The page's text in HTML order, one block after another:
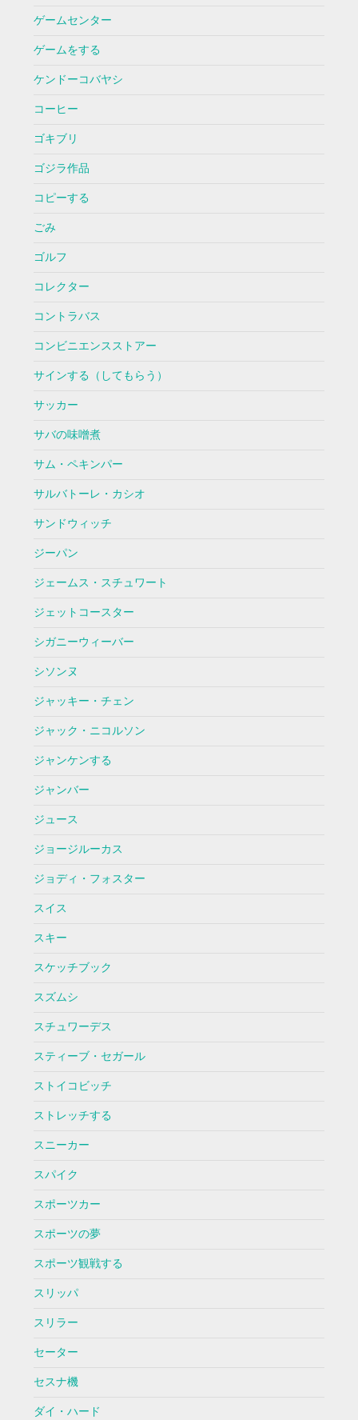
ゲームセンター
ゲームをする
ケンドーコバヤシ
コーヒー
ゴキブリ
ゴジラ作品
コピーする
ごみ
ゴルフ
コレクター
コントラバス
コンビニエンスストアー
サインする（してもらう）
サッカー
サバの味噌煮
サム・ペキンパー
サルバトーレ・カシオ
サンドウィッチ
ジーパン
ジェームス・スチュワート
ジェットコースター
シガニーウィーバー
シソンヌ
ジャッキー・チェン
ジャック・ニコルソン
ジャンケンする
ジャンバー
ジュース
ジョージルーカス
ジョディ・フォスター
スイス
スキー
スケッチブック
スズムシ
スチュワーデス
スティーブ・セガール
ストイコビッチ
ストレッチする
スニーカー
スパイク
スポーツカー
スポーツの夢
スポーツ観戦する
スリッパ
スリラー
セーター
セスナ機
ダイ・ハード